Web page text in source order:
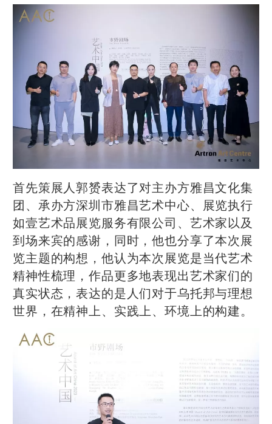
首先策展人郭赟表达了对主办方雅昌文化集
团、承办方深圳市雅昌艺术中心、展览执行
如壹艺术品展览服务有限公司、艺术家以及
到场来宾的感谢，同时，他也分享了本次展
览主题的构想，他认为本次展览是当代艺术
精神性梳理，作品更多地表现出艺术家们的
真实状态，表达的是人们对于乌托邦与理想
世界，在精神上、实践上、环境上的构建。